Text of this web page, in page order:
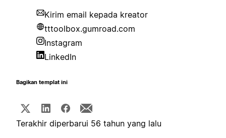
Kirim email kepada kreator
tttoolbox.gumroad.com
Instagram
LinkedIn
Bagikan templat ini
Terakhir diperbarui 56 tahun yang lalu